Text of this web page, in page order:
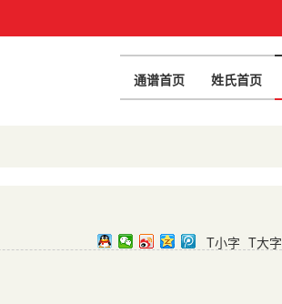
通谱首页 姓氏首页
T小字 T大字